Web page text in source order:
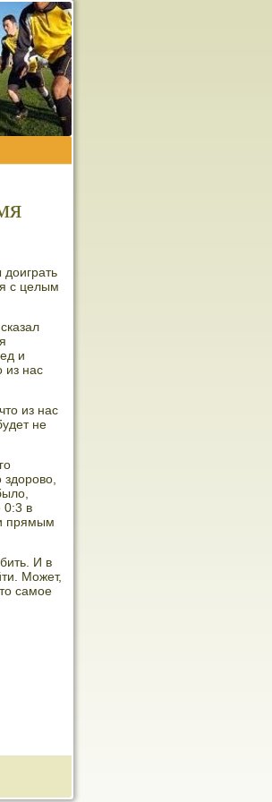
с целым
и
из нас
из нас
не
0:3 в
прямым
И в
Может,
самое